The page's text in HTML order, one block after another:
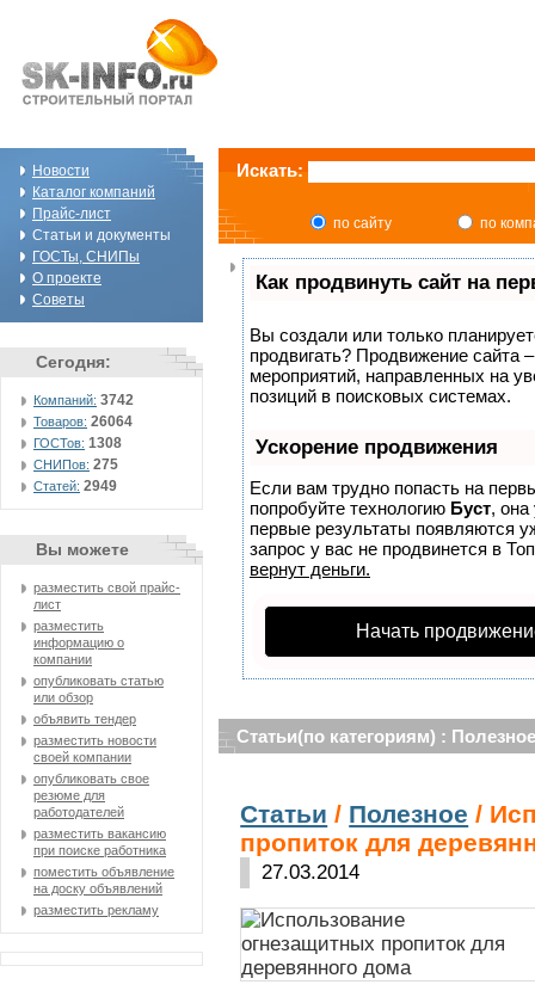
Новости
Каталог компаний
Прайс-лист
Статьи и документы
ГОСТы, СНИПы
О проекте
Советы
Сегодня:
Компаний: 3742
Товаров: 26064
ГОСТов: 1308
СНИПов: 275
Статей: 2949
Вы можете
разместить свой прайс-
лист
разместить
информацию о
компании
опубликовать статью
или обзор
объявить тендер
разместить новости
своей компании
опубликовать свое
резюме для
работодателей
разместить вакансию
при поиске работника
поместить объявление
на доску объявлений
разместить рекламу
Искать:
по сайту по
Как продвинуть сайт на
Вы создали или только
продвигать? Продвижение сайта
мероприятий, направленных на
позиций в поисковых системах.
Ускорение продвижения
Если вам трудно попасть на
попробуйте технологию Буст, она
первые результаты появляются
запрос у вас не продвинется в
вернут деньги.
Начать
Статьи(по категориям) : Полезное
Статьи / Полезное /
пропиток для
27.03.2014